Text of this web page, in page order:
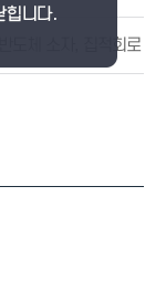
반도체 소자, 집적회로 설